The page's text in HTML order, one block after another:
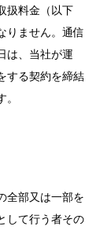
扱料金（以下
りません。通信
は、当社が運
する契約を締結
全部又は一部を
して行う者その